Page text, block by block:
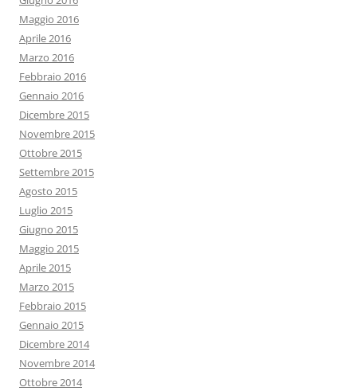
Maggio 2016
Aprile 2016
Marzo 2016
Febbraio 2016
Gennaio 2016
Dicembre 2015
Novembre 2015
Ottobre 2015
Settembre 2015
Agosto 2015
Luglio 2015
Giugno 2015
Maggio 2015
Aprile 2015
Marzo 2015
Febbraio 2015
Gennaio 2015
Dicembre 2014
Novembre 2014
Ottobre 2014